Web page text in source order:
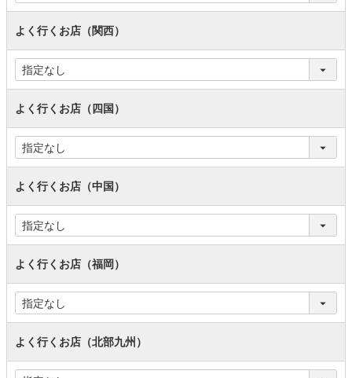
よく行くお店（関西）
よく行くお店（四国）
よく行くお店（中国）
よく行くお店（福岡）
よく行くお店（北部九州）